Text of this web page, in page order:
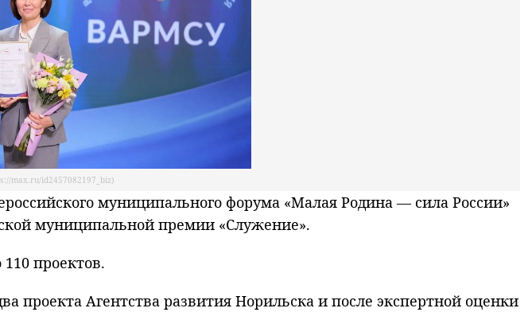
max.ru/id2457082197_biz)
муниципального форума «Малая Родина — сила России»
муниципальной премии «Служение».
проектов.
проекта Агентства развития Норильска и после экспертной оценки